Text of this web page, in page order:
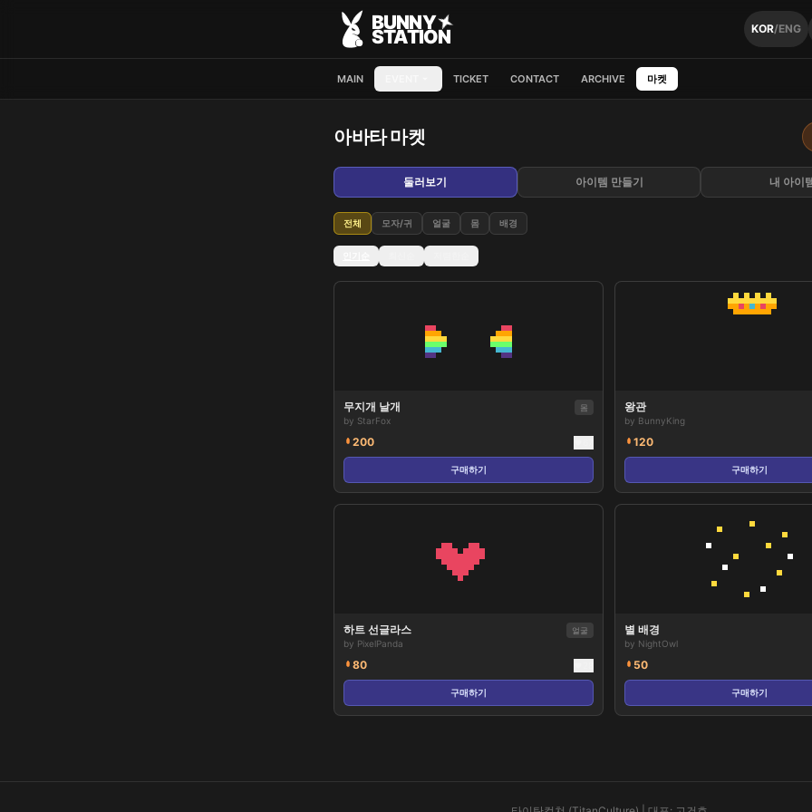
BUNNY
STATION KOR/ENG
MAIN TICKET CONTACT ARCHIVE 마켓
아바타 마켓
둘러보기 아이템 만들기 내 아이
전체 모자/귀 얼굴 몸 배경
무지개 날개
by StarFox
몸
200
구매하기
왕관
by BunnyKing
120
구매하기
하트 선글라스
by PixelPanda
얼굴
80
구매하기
별 배경
by NightOwl
50
구매하기